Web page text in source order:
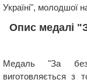
Україні", молодшої
Опис медалі
Медаль "За
виготовляється з